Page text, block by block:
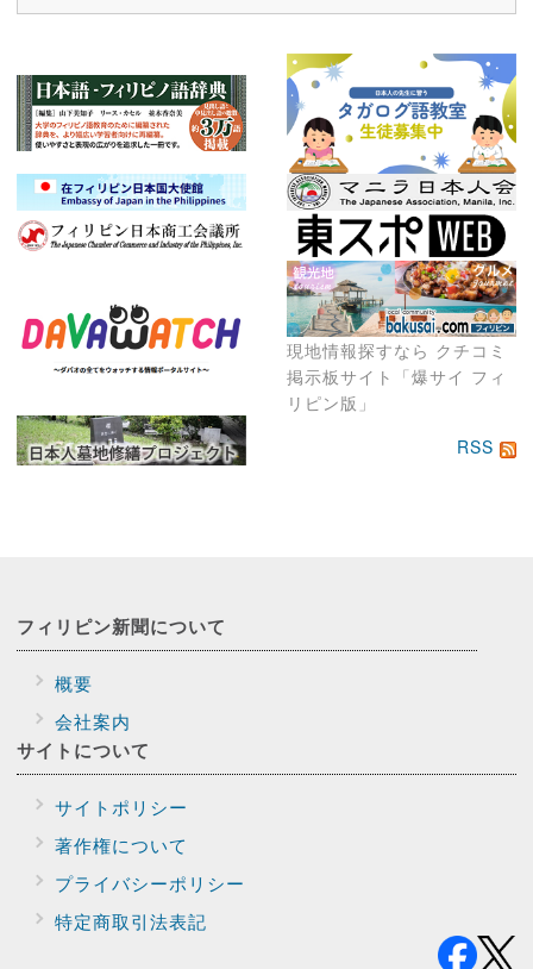
現地情報探すなら クチコミ
掲示板サイト「爆サイ フィ
リピン版」
RSS
フィリピン新聞について
概要
会社案内
サイトについて
サイトポリシー
著作権について
プライバシーポリシー
特定商取引法表記